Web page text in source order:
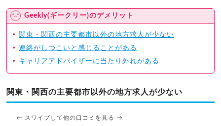
Geekly(ギークリー)のデメリット
関東・関西の主要都市以外の地方求人が少ない
連絡がしつこいと感じることがある
キャリアアドバイザーに当たり外れがある
関東・関西の主要都市以外の地方求人が少ない
← スワイプして他の口コミを見る →